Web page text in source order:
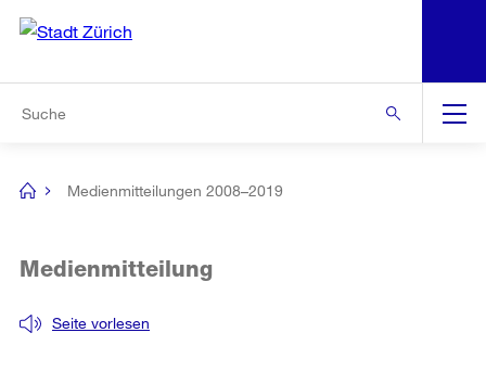
Navigation
[no
Medienmitteilungen 2008–2019
Seite vorlesen
Medienmitteilung